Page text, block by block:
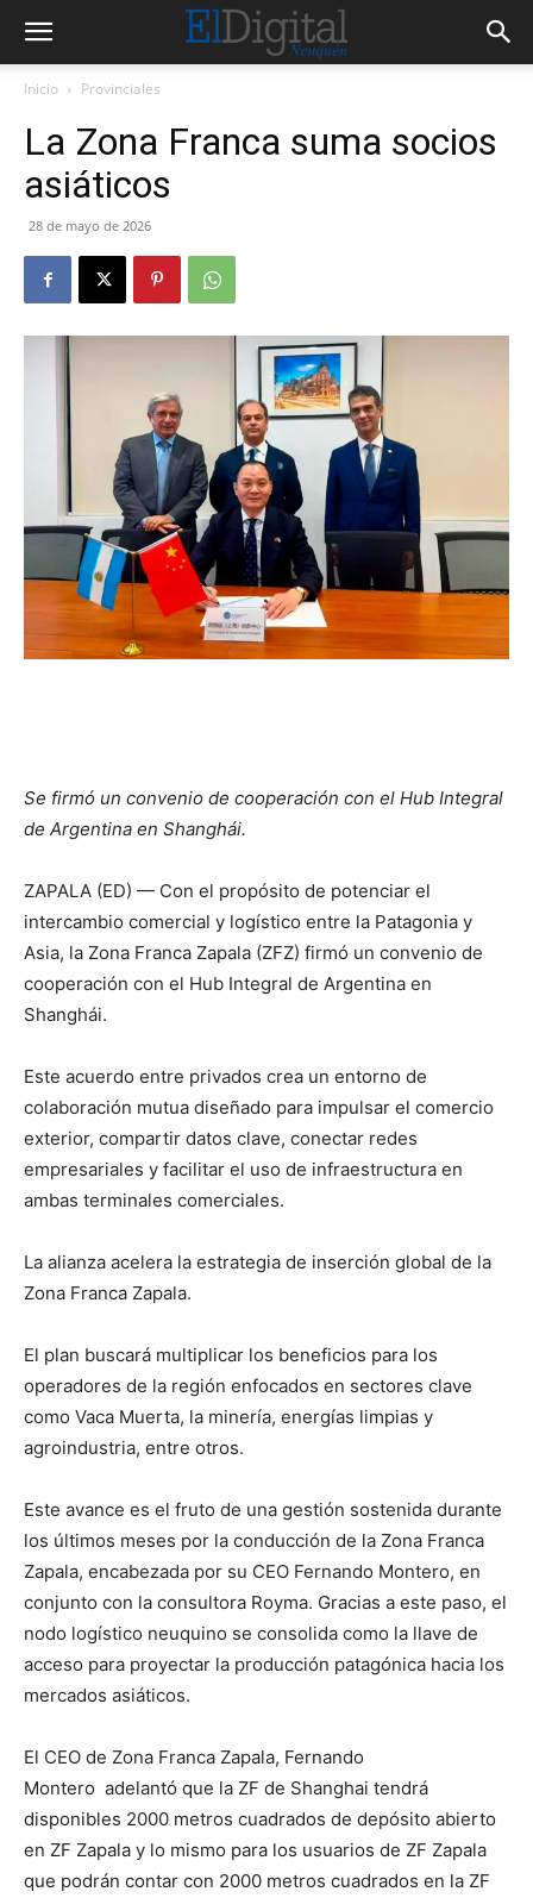
Inicio Provinciales
La Zona Franca suma socios
asiáticos
28 de mayo de 2026
Se firmó un convenio de cooperación con el Hub Integral
de Argentina en Shanghái.
ZAPALA (ED) — Con el propósito de potenciar el
intercambio comercial y logístico entre la Patagonia y
Asia, la Zona Franca Zapala (ZFZ) firmó un convenio de
cooperación con el Hub Integral de Argentina en
Shanghái.
Este acuerdo entre privados crea un entorno de
colaboración mutua diseñado para impulsar el comercio
exterior, compartir datos clave, conectar redes
empresariales y facilitar el uso de infraestructura en
ambas terminales comerciales.
La alianza acelera la estrategia de inserción global de la
Zona Franca Zapala.
El plan buscará multiplicar los beneficios para los
operadores de la región enfocados en sectores clave
como Vaca Muerta, la minería, energías limpias y
agroindustria, entre otros.
Este avance es el fruto de una gestión sostenida durante
los últimos meses por la conducción de la Zona Franca
Zapala, encabezada por su CEO Fernando Montero, en
conjunto con la consultora Royma. Gracias a este paso, el
nodo logístico neuquino se consolida como la llave de
acceso para proyectar la producción patagónica hacia los
mercados asiáticos.
El CEO de Zona Franca Zapala, Fernando
Montero adelantó que la ZF de Shanghai tendrá
disponibles 2000 metros cuadrados de depósito abierto
en ZF Zapala y lo mismo para los usuarios de ZF Zapala
que podrán contar con 2000 metros cuadrados en la ZF